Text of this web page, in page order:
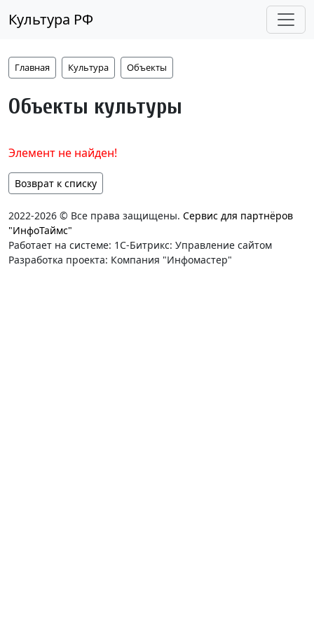
Культура РФ
Главная Культура Объекты
Объекты культуры
Элемент не найден!
Возврат к списку
2022-2026 © Все права защищены. Сервис для партнёров
"ИнфоТаймс"
Работает на системе: 1С-Битрикс: Управление сайтом
Разработка проекта: Компания "Инфомастер"